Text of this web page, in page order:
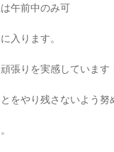
前中のみ可
入ります。
張りを実感しています
をやり残さないよう努